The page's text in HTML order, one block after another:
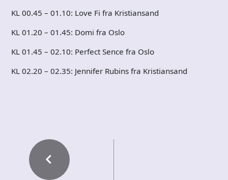
KL 00.45 – 01.10: Love Fi fra Kristiansand
KL 01.20 – 01.45: Domi fra Oslo
KL 01.45 – 02.10: Perfect Sence fra Oslo
KL 02.20 – 02.35: Jennifer Rubins fra Kristiansand